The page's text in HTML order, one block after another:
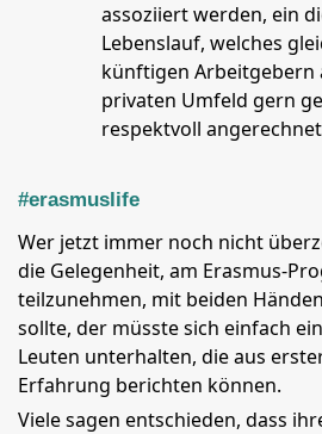
assoziiert werden, ein
Lebenslauf, welches
künftigen Arbeitgebern
privaten Umfeld gern
respektvoll
#erasmuslife
Wer jetzt immer noch nicht
die Gelegenheit, am Erasmus-
teilzunehmen, mit beiden
sollte, der müsste sich einfach
Leuten unterhalten, die aus
Erfahrung berichten können.
Viele sagen entschieden, dass